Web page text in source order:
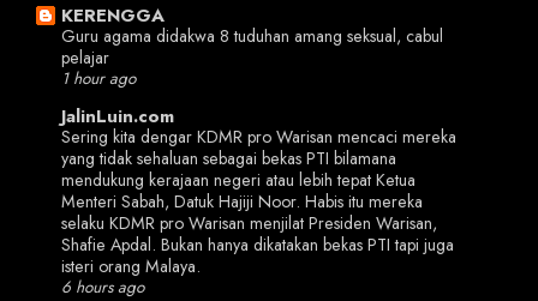
KERENGGA
Guru agama didakwa 8 tuduhan amang seksual, cabul
pelajar
1 hour ago
JalinLuin.com
Sering kita dengar KDMR pro Warisan mencaci mereka
yang tidak sehaluan sebagai bekas PTI bilamana
mendukung kerajaan negeri atau lebih tepat Ketua
Menteri Sabah, Datuk Hajiji Noor. Habis itu mereka
selaku KDMR pro Warisan menjilat Presiden Warisan,
Shafie Apdal. Bukan hanya dikatakan bekas PTI tapi juga
isteri orang Malaya.
6 hours ago